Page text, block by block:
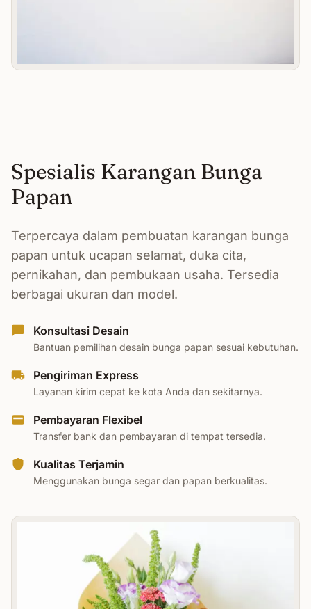
Spesialis Karangan Bunga
Papan
Terpercaya dalam pembuatan karangan bunga
papan untuk ucapan selamat, duka cita,
pernikahan, dan pembukaan usaha. Tersedia
berbagai ukuran dan model.
Konsultasi Desain
Bantuan pemilihan desain bunga papan sesuai kebutuhan.
Pengiriman Express
Layanan kirim cepat ke kota Anda dan sekitarnya.
Pembayaran Flexibel
Transfer bank dan pembayaran di tempat tersedia.
Kualitas Terjamin
Menggunakan bunga segar dan papan berkualitas.